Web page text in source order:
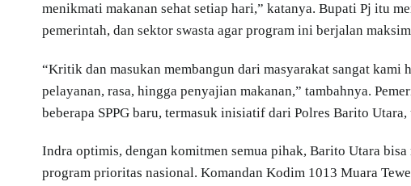
menikmati makanan sehat setiap hari,” katanya. Bupati Pj itu
pemerintah, dan sektor swasta agar program ini berjalan
“Kritik dan masukan membangun dari masyarakat sangat
pelayanan, rasa, hingga penyajian makanan,” tambahnya.
beberapa SPPG baru, termasuk inisiatif dari Polres Barito
Indra optimis, dengan komitmen semua pihak, Barito Utara
program prioritas nasional. Komandan Kodim 1013 Muara